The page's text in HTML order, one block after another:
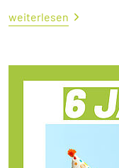
weiterlesen